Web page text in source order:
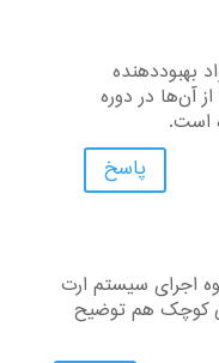
بهبوددهنده
آن‌ها در دوره
است.
پاسخ
اجرای سیستم ارت
کوچک هم توضیح